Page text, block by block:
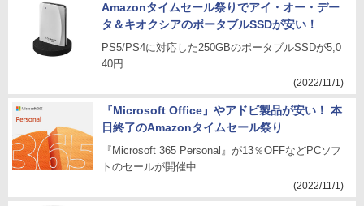
Amazonタイムセール祭りでアイ・オー・デー
タ＆キオクシアのポータブルSSDが安い！
PS5/PS4に対応した250GBのポータブルSSDが5,0
40円
(2022/11/1)
『Microsoft Office』やアドビ製品が安い！ 本
日終了のAmazonタイムセール祭り
『Microsoft 365 Personal』が13％OFFなどPCソフ
トのセールが開催中
(2022/11/1)